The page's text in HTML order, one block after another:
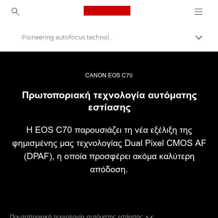
Canon Logo, back to
EOS C70
Pioneering autofocus technology
CANON EOS C70
Πρωτοποριακή τεχνολογία αυτόματης
εστίασης
Η EOS C70 παρουσιάζει τη νέα εξέλιξη της
φημισμένης μας τεχνολογίας Dual Pixel CMOS AF
(DPAF), η οποία προσφέρει ακόμα καλύτερη
απόδοση.